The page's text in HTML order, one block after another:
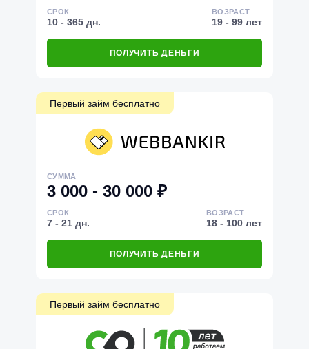
СРОК
10 - 365 дн.
ВОЗРАСТ
19 - 99 лет
ПОЛУЧИТЬ ДЕНЬГИ
Первый займ бесплатно
СУММА
3 000 - 30 000 ₽
СРОК
7 - 21 дн.
ВОЗРАСТ
18 - 100 лет
ПОЛУЧИТЬ ДЕНЬГИ
Первый займ бесплатно